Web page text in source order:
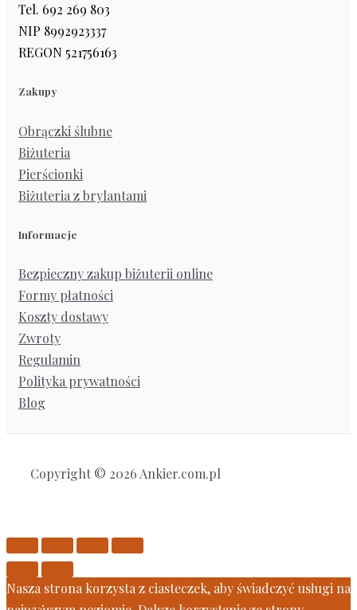
Tel. 692 269 803
NIP 8992923337
REGON 521756163
Zakupy
Obrączki ślubne
Biżuteria
Pierścionki
Biżuteria z brylantami
Informacje
Bezpieczny zakup biżuterii online
Formy płatności
Koszty dostawy
Zwroty
Regulamin
Polityka prywatności
Blog
Copyright © 2026 Ankier.com.pl
Nasza strona korzysta z ciasteczek, aby świadczyć usługi na